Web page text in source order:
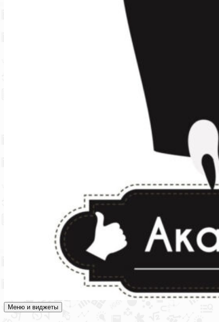
Академия СОВА
Подготовка к ЕГЭ, ОГЭ, ВПР, МЦКО, СтатГрад, КДР, ВОШ,
Меню и виджеты